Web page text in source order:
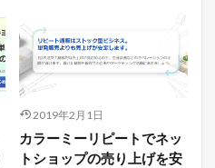
2019年2月1日
カラーミーリピートでネッ
トショップの売り上げを安